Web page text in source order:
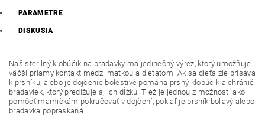
PARAMETRE
DISKUSIA
Naš sterilný klobúčik na bradavky má jedinečný výrez, ktorý umožňuje
väčší priamy kontakt medzi matkou a dieťaťom. Ak sa dieťa zle prisáva
k prsníku, alebo je dojčenie bolestivé pomáha prsný klobúčik a chránič
bradaviek, ktorý predlžuje aj ich dĺžku. Tiež je jednou z možností ako
pomôcť mamičkám pokračovať v dojčení, pokiaľ je prsník boľavý alebo
bradavka popraskaná.